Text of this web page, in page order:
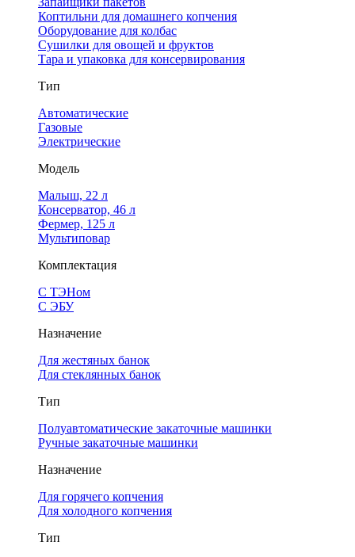
Коптильни для домашнего копчения
Оборудование для колбас
Сушилки для овощей и фруктов
Тара и упаковка для консервирования
Тип
Автоматические
Газовые
Электрические
Модель
Малыш, 22 л
Консерватор, 46 л
Фермер, 125 л
Мультиповар
Комплектация
С ТЭНом
С ЭБУ
Назначение
Для жестяных банок
Для стеклянных банок
Тип
Полуавтоматические закаточные машинки
Ручные закаточные машинки
Назначение
Для горячего копчения
Для холодного копчения
Тип